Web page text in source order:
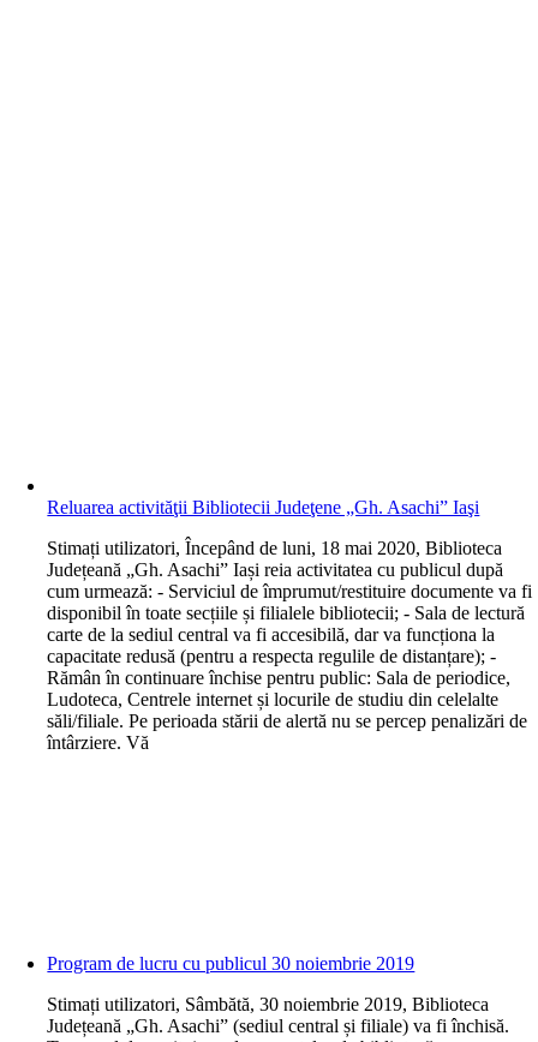
Reluarea activităţii Bibliotecii Judeţene „Gh. Asachi” Iaşi
Stimați utilizatori, Începând de luni, 18 mai 2020, Biblioteca
Județeană „Gh. Asachi” Iași reia activitatea cu publicul după
cum urmează: - Serviciul de împrumut/restituire documente va fi
disponibil în toate secțiile și filialele bibliotecii; - Sala de lectură
carte de la sediul central va fi accesibilă, dar va funcționa la
capacitate redusă (pentru a respecta regulile de distanțare); -
Rămân în continuare închise pentru public: Sala de periodice,
Ludoteca, Centrele internet și locurile de studiu din celelalte
săli/filiale. Pe perioada stării de alertă nu se percep penalizări de
întârziere. Vă
Program de lucru cu publicul 30 noiembrie 2019
Stimați utilizatori, Sâmbătă, 30 noiembrie 2019, Biblioteca
Județeană „Gh. Asachi” (sediul central și filiale) va fi închisă.